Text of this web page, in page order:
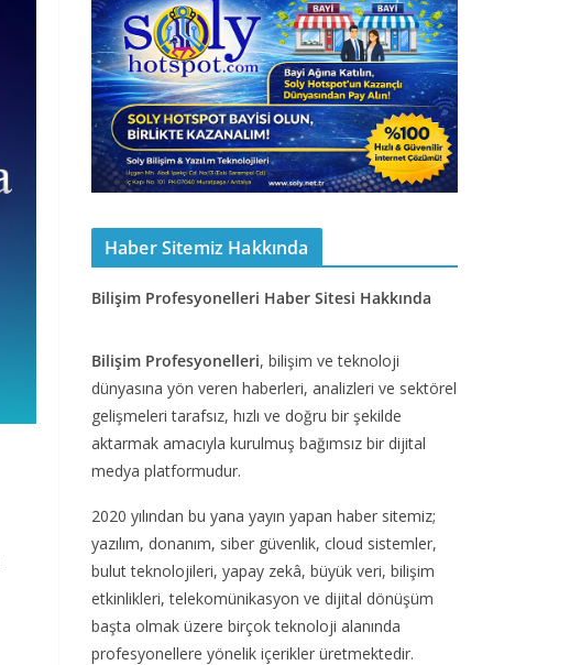
Haber Sitemiz Hakkında
Bilişim Profesyonelleri Haber Sitesi Hakkında
Bilişim Profesyonelleri, bilişim ve teknoloji
dünyasına yön veren haberleri, analizleri ve sektörel
gelişmeleri tarafsız, hızlı ve doğru bir şekilde
aktarmak amacıyla kurulmuş bağımsız bir dijital
medya platformudur.
2020 yılından bu yana yayın yapan haber sitemiz;
yazılım, donanım, siber güvenlik, cloud sistemler,
bulut teknolojileri, yapay zekâ, büyük veri, bilişim
etkinlikleri, telekomünikasyon ve dijital dönüşüm
başta olmak üzere birçok teknoloji alanında
profesyonellere yönelik içerikler üretmektedir.